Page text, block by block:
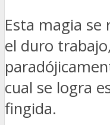
Esta magia se
el duro
cual se logra
fingida.